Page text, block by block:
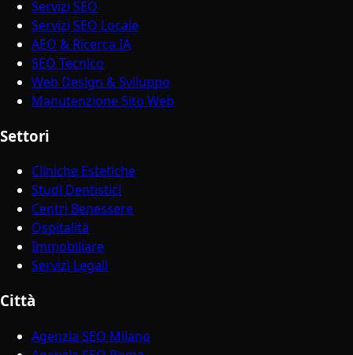
Servizi SEO
Servizi SEO Locale
AEO & Ricerca IA
SEO Tecnico
Web Design & Sviluppo
Manutenzione Sito Web
Settori
Cliniche Estetiche
Studi Dentistici
Centri Benessere
Ospitalità
Immobiliare
Servizi Legali
Città
Agenzia SEO Milano